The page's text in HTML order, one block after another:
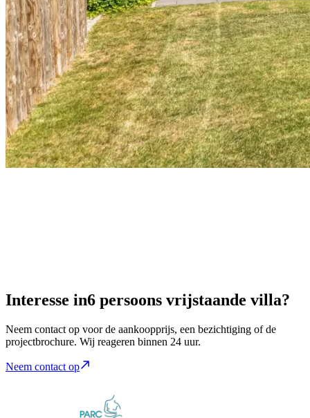
Interesse in6 persoons vrijstaande villa?
Neem contact op voor de aankoopprijs, een bezichtiging of de
projectbrochure. Wij reageren binnen 24 uur.
Neem contact op